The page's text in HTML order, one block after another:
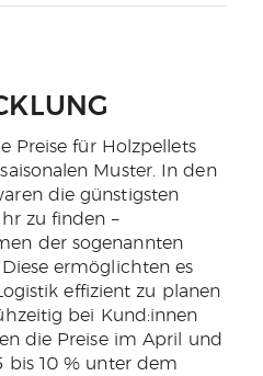
Preise für Holzpellets
Muster. In den
die günstigsten
zu finden –
der sogenannten
ermöglichten es
effizient zu planen
bei Kund:innen
die Preise im April und
10 % unter dem